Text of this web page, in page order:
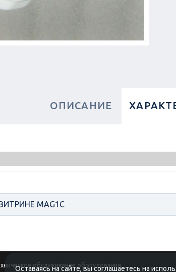
ОПИСАНИЕ
MAG1C
обслуживание оборудования.
Оставаясь на сайте, вы соглашаетесь на